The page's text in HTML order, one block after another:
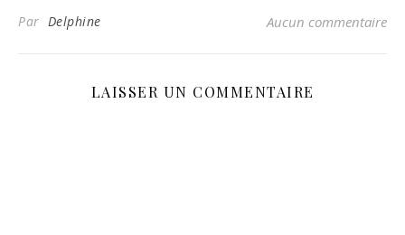
Par Delphine Aucun commentaire
LAISSER UN COMMENTAIRE